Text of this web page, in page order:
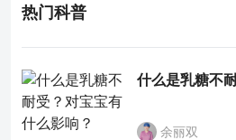
热门科普
余丽双